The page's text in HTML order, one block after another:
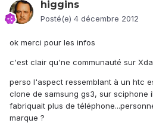
higgins
Posté(e) 4 décembre 2012
ok merci pour les infos
c'est clair qu'ne communauté sur
perso l'aspect ressemblant à un htc
clone de samsung gs3, sur sciphone
fabriquait plus de
marque ?